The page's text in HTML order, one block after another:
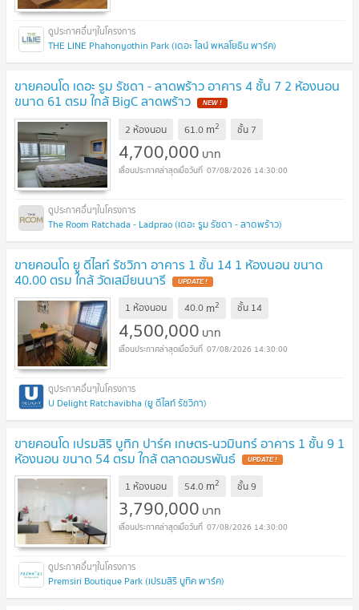
THE LINE Phahonyothin Park (เดอะ ไลน์ พหลโยธิน พาร์ค)
ขายคอนโด เดอะ รูม รัชดา - ลาดพร้าว อาคาร 4 ชั้น 7 2 ห้องนอน
ขนาด 61 ตรม ใกล้ BigC ลาดพร้าว
2 ห้องนอน 61.0 m2 ชั้น 7
4,700,000 บาท
07/08/2026 14:30:00
The Room Ratchada - Ladprao (เดอะ รูม รัชดา - ลาดพร้าว)
ขายคอนโด ยู ดีไลท์ รัชวิภา อาคาร 1 ชั้น 14 1 ห้องนอน ขนาด
40.00 ตรม ใกล้ วัดเสมียนนารี
1 ห้องนอน 40.0 m2 ชั้น 14
4,500,000 บาท
07/08/2026 14:30:00
U Delight Ratchavibha (ยู ดีไลท์ รัชวิภา)
ขายคอนโด เปรมสิริ บูทิก ปาร์ค เกษตร-นวมินทร์ อาคาร 1 ชั้น 9 1
ห้องนอน ขนาด 54 ตรม ใกล้ ตลาดอมรพันธ์
1 ห้องนอน 54.0 m2 ชั้น9
3,790,000 บาท
07/08/2026 14:30:00
Premsiri Boutique Park (เปรมสิริ บูทิค พาร์ค)